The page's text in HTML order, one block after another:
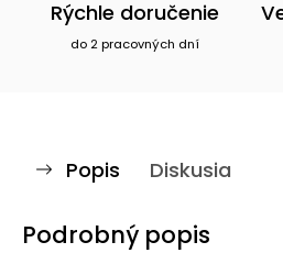
Rýchle doručenie
do 2 pracovných dní
Popis Diskusia
Podrobný popis